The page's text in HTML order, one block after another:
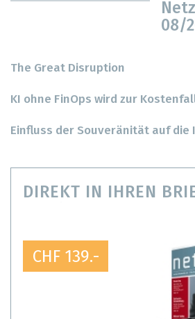
08/
The Great Disruption
KI ohne FinOps wird zur
Einfluss der Souveränität auf die
DIREKT IN IHREN
CHF 139.-